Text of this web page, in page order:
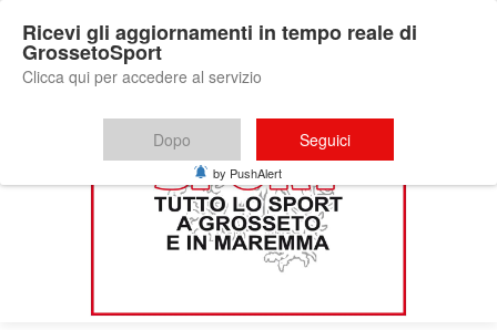
Ricevi gli aggiornamenti in tempo reale di
GrossetoSport
Clicca qui per accedere al servizio
Dopo Seguici
by PushAlert